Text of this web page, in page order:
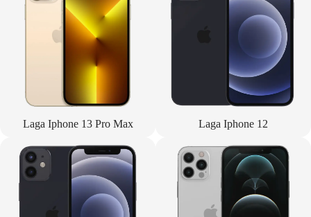
Laga Iphone 13 Pro Max Laga Iphone 12